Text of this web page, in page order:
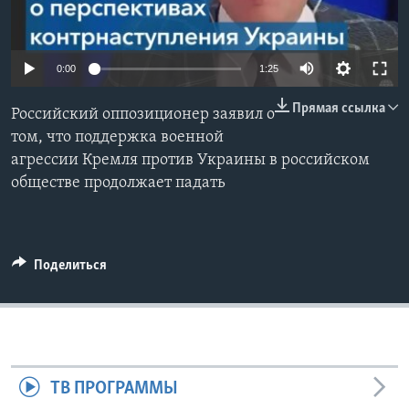
Learning English
Языки
0:00 1:25
Прямая ссылка
Российский оппозиционер заявил о
том, что поддержка военной
агрессии Кремля против Украины в российском
обществе продолжает падать
Поделиться
ТВ ПРОГРАММЫ